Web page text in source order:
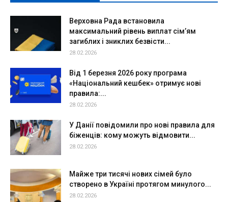
Верховна Рада встановила
максимальний рівень виплат сім’ям
загиблих і зниклих безвісти...
28.02.2026
Від 1 березня 2026 року програма
«Національний кешбек» отримує нові
правила:...
28.02.2026
У Данії повідомили про нові правила для
біженців: кому можуть відмовити...
28.02.2026
Майже три тисячі нових сімей було
створено в Україні протягом минулого...
28.02.2026